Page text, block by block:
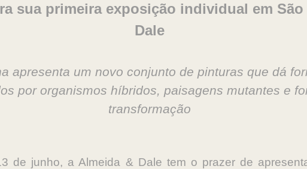
sua primeira exposição individual em
Dale
apresenta um novo conjunto de pinturas que dá
por organismos híbridos, paisagens mutantes e
transformação
de junho, a Almeida & Dale tem o prazer de